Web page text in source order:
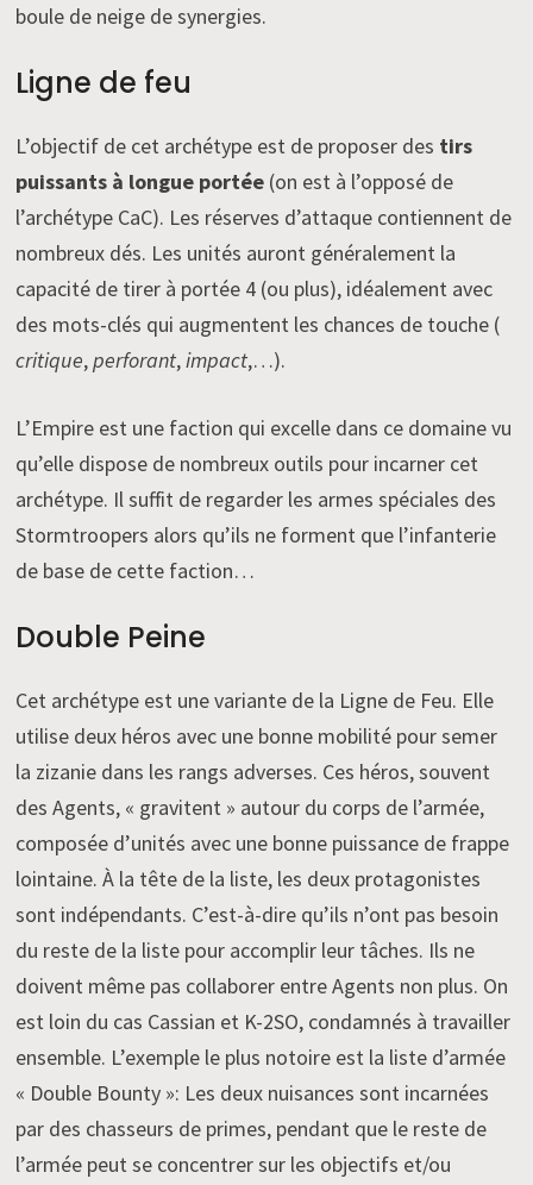
boule de neige de synergies.
Ligne de feu
L’objectif de cet archétype est de proposer des tirs
puissants à longue portée (on est à l’opposé de
l’archétype CaC). Les réserves d’attaque contiennent de
nombreux dés. Les unités auront généralement la
capacité de tirer à portée 4 (ou plus), idéalement avec
des mots-clés qui augmentent les chances de touche (
critique,perforant,impact,…).
L’Empire est une faction qui excelle dans ce domaine vu
qu’elle dispose de nombreux outils pour incarner cet
archétype. Il suffit de regarder les armes spéciales des
Stormtroopers alors qu’ils ne forment que l’infanterie
de base de cette faction…
Double Peine
Cet archétype est une variante de la Ligne de Feu. Elle
utilise deux héros avec une bonne mobilité pour semer
la zizanie dans les rangs adverses. Ces héros, souvent
des Agents, « gravitent » autour du corps de l’armée,
composée d’unités avec une bonne puissance de frappe
lointaine. À la tête de la liste, les deux protagonistes
sont indépendants. C’est-à-dire qu’ils n’ont pas besoin
du reste de la liste pour accomplir leur tâches. Ils ne
doivent même pas collaborer entre Agents non plus. On
est loin du cas Cassian et K-2SO, condamnés à travailler
ensemble. L’exemple le plus notoire est la liste d’armée
« Double Bounty »: Les deux nuisances sont incarnées
par des chasseurs de primes, pendant que le reste de
l’armée peut se concentrer sur les objectifs et/ou